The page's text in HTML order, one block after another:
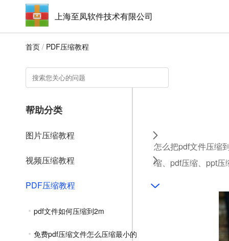
上海至凤软件技术有限公司
首页 / PDF压缩教程
帮助分类
图片压缩教程
视频压缩教程
PDF压缩教程
pdf文件如何压缩到2m
免费pdf压缩文件怎么压缩最小的
怎么把pdf文件压缩
缩、pdf压缩、ppt